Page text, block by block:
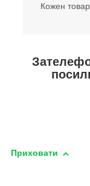
Кожен
Приховати